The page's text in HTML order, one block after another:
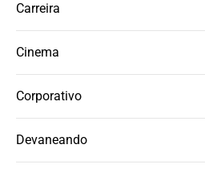
Carreira
Cinema
Corporativo
Devaneando